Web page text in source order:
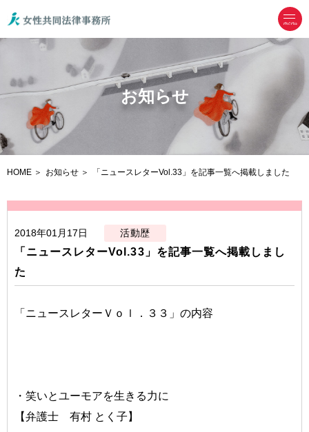
menu
お知らせ
HOME お知らせ 「ニュースレターVol.33」を記事一覧へ掲載しました
2018年01月17日 活動歴
「ニュースレターVol.33」を記事一覧へ掲載しまし
た
「ニュースレターＶｏｌ．３３」の内容
・笑いとユーモアを生きる力に
【弁護士 有村 とく子】